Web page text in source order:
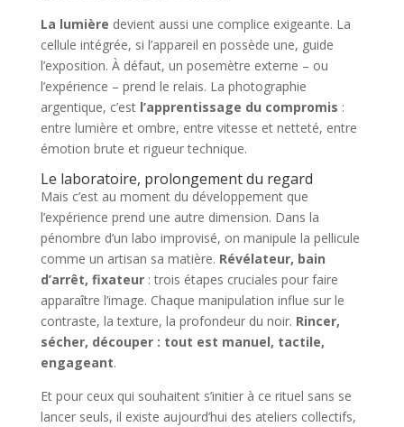
La lumière devient aussi une complice exigeante. La
cellule intégrée, si l’appareil en possède une, guide
l’exposition. À défaut, un posemètre externe – ou
l’expérience – prend le relais. La photographie
argentique, c’estl’apprentissage du compromis :
entre lumière et ombre, entre vitesse et netteté, entre
émotion brute et rigueur technique.
Le laboratoire, prolongement du regard
Mais c’est au moment du développement que
l’expérience prend une autre dimension. Dans la
pénombre d’un labo improvisé, on manipule la pellicule
comme un artisan sa matière. Révélateur, bain
d’arrêt, fixateur: trois étapes cruciales pour faire
apparaître l’image. Chaque manipulation influe sur le
contraste, la texture, la profondeur du noir. Rincer,
sécher, découper : tout est manuel, tactile,
engageant.
Et pour ceux qui souhaitent s’initier à ce rituel sans se
lancer seuls, il existe aujourd’hui des ateliers collectifs,